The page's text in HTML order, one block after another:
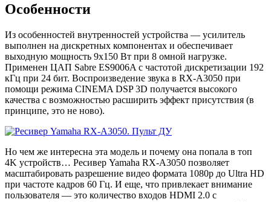
Особенности
Из особенностей внутренностей устройства — усилитель
выполнен на дискретных компонентах и обеспечивает
выходную мощность 9х150 Вт при 8 омной нагрузке.
Применен ЦАП Sabre ES9006A с частотой дискретизации 192
кГц при 24 бит. Воспроизведение звука в RX-A3050 при
помощи режима CINEMA DSP 3D получается высокого
качества с возможностью расширить эффект присутствия (в
принципе, это не ново).
Но чем же интересна эта модель и почему она попала в топ
4K устройств… Ресивер Yamaha RX-A3050 позволяет
масштабировать разрешение видео формата 1080p до Ultra HD
при частоте кадров 60 Гц. И еще, что привлекает внимание
пользователя — это количество входов HDMI 2.0 с